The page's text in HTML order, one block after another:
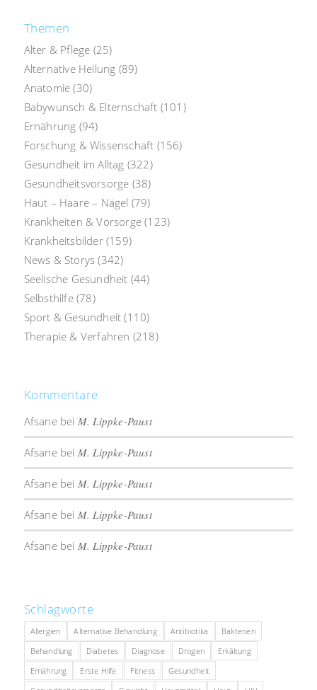
Themen
Alter & Pflege (25)
Alternative Heilung (89)
Anatomie (30)
Babywunsch & Elternschaft (101)
Ernährung (94)
Forschung & Wissenschaft (156)
Gesundheit im Alltag (322)
Gesundheitsvorsorge (38)
Haut – Haare – Nägel (79)
Krankheiten & Vorsorge (123)
Krankheitsbilder(159)
News & Storys (342)
Seelische Gesundheit (44)
Selbsthilfe(78)
Sport & Gesundheit (110)
Therapie & Verfahren (218)
Kommentare
Afsanebei M. Lippke-Paust
Afsanebei M. Lippke-Paust
Afsanebei M. Lippke-Paust
Afsanebei M. Lippke-Paust
Afsanebei M. Lippke-Paust
Schlagworte
Allergien Alternative Behandlung Antibiotika
Bakterien
Behandlung
Diabetes Diagnose Drogen
Erkältung
Ernährung
Erste Hilfe Fitness
Gesundheit